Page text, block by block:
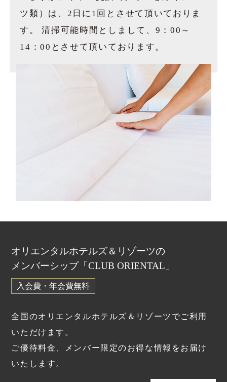
ツ類）は、 2日に1回とさせて頂いておりま
す。
清掃可能時間としまして、 9：00～
14：00とさせて頂いております。
オリエンタルホテルズ＆リゾーツの
メンバーシップ「CLUB ORIENTAL」
入会費・年会費無料
全国のオリエンタルホテルズ＆リゾーツでご利用
いただけます。
ご優待料金、メンバー限定のお得な情報をお届け
いたします。